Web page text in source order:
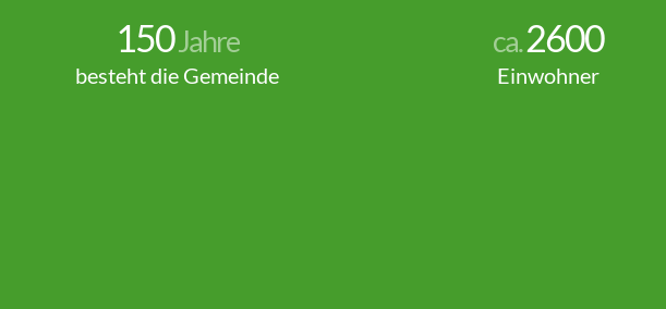
150Jahre
besteht die Gemeinde
ca.2600
Einwohner